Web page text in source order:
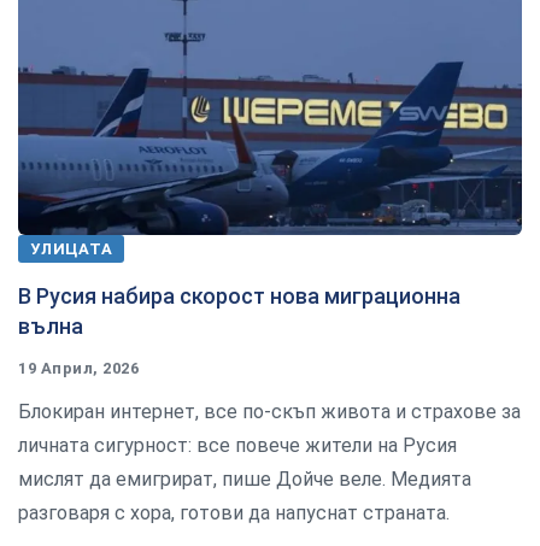
УЛИЦАТА
В Русия набира скорост нова миграционна
вълна
19 Април, 2026
Блокиран интернет, все по-скъп живота и страхове за
личната сигурност: все повече жители на Русия
мислят да емигрират, пише Дойче веле. Медията
разговаря с хора, готови да напуснат страната.